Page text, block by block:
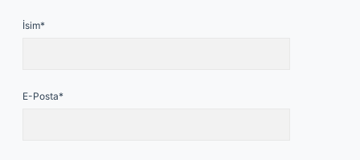
İsim*
E-Posta*